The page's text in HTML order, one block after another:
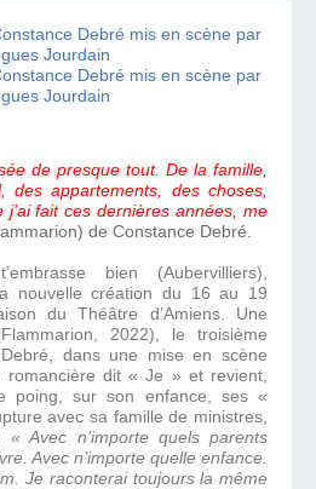
de presque tout. De la famille,
des appartements, des choses,
j’ai fait ces dernières années, me
de Constance Debré.
bien (Aubervilliers),
nouvelle création du 16 au 19
du Théâtre d’Amiens. Une
2022), le troisième
dans une mise en scène
romancière dit « Je » et revient,
poing, sur son enfance, ses «
avec sa famille de ministres,
« Avec n’importe quels parents
Avec n’importe quelle enfance.
Je raconterai toujours la même